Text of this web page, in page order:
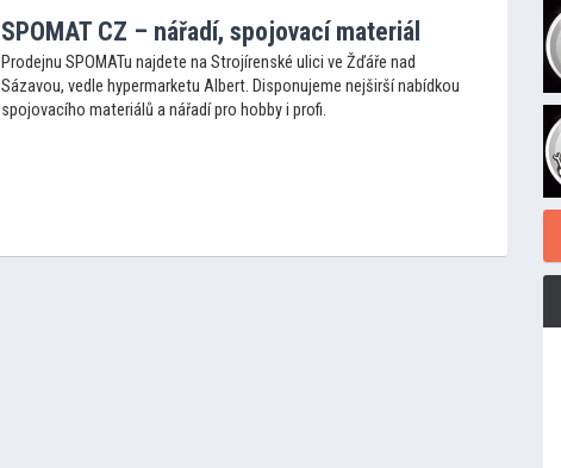
SPOMAT CZ – nářadí, spojovací materiál
Prodejnu SPOMATu najdete na Strojírenské ulici ve Žďáře nad
Sázavou, vedle hypermarketu Albert. Disponujeme nejširší nabídkou
spojovacího materiálů a nářadí pro hobby i profi.